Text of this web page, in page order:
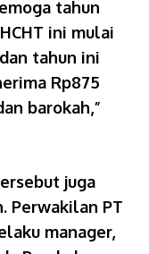
tahun
ini mulai
tahun ini
Rp875
barokah,”
juga
Perwakilan PT
manager,